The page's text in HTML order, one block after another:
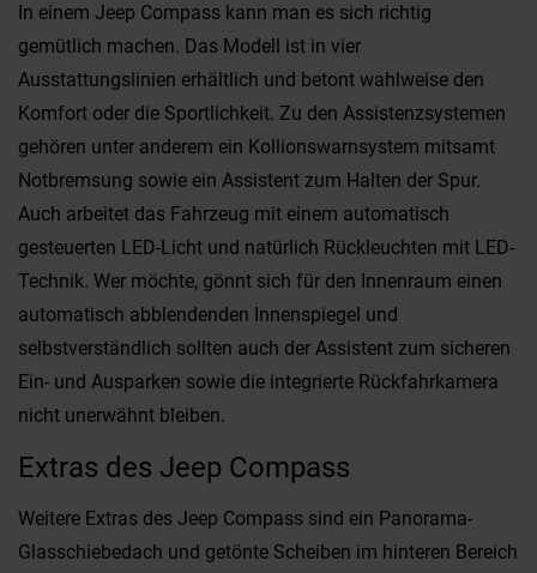
In einem Jeep Compass kann man es sich richtig
gemütlich machen. Das Modell ist in vier
Ausstattungslinien erhältlich und betont wahlweise den
Komfort oder die Sportlichkeit. Zu den Assistenzsystemen
gehören unter anderem ein Kollionswarnsystem mitsamt
Notbremsung sowie ein Assistent zum Halten der Spur.
Auch arbeitet das Fahrzeug mit einem automatisch
gesteuerten LED-Licht und natürlich Rückleuchten mit LED-
Technik. Wer möchte, gönnt sich für den Innenraum einen
automatisch abblendenden Innenspiegel und
selbstverständlich sollten auch der Assistent zum sicheren
Ein- und Ausparken sowie die integrierte Rückfahrkamera
nicht unerwähnt bleiben.
Extras des Jeep Compass
Weitere Extras des Jeep Compass sind ein Panorama-
Glasschiebedach und getönte Scheiben im hinteren Bereich